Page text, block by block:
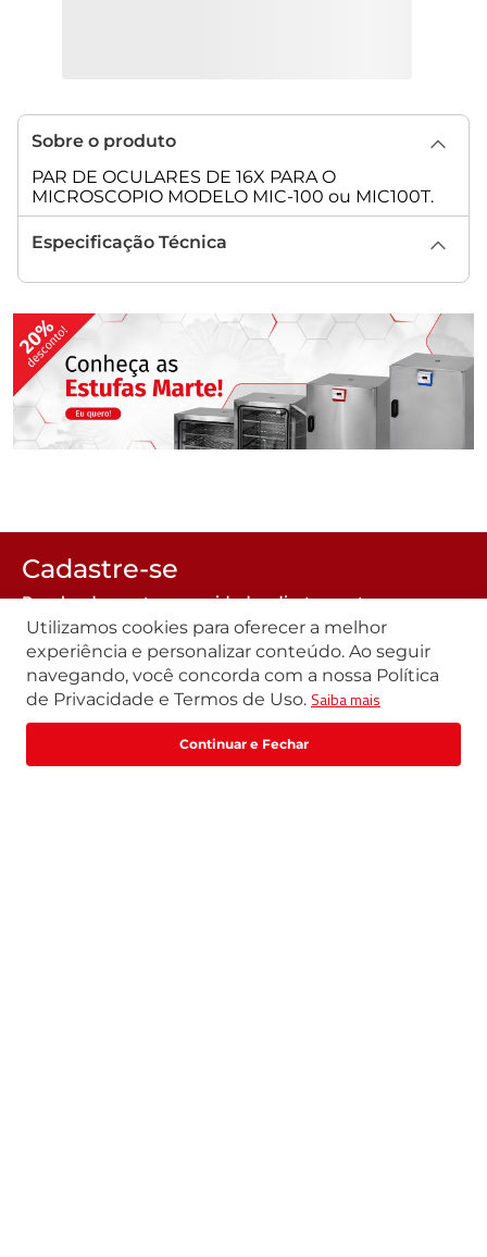
216,82
ou
Sobre o produto
PAR DE OCULARES DE 16X PARA O
MICROSCOPIO MODELO MIC-100 ou MIC100T.
Especificação Técnica
Cadastre-se
Receba descontos e novidades diretamente no seu e-
mail
Utilizamos cookies para oferecer a melhor
experiência e personalizar conteúdo. Ao seguir
navegando, você concorda com a nossa Política
de Privacidade e Termos de Uso. Saiba mais